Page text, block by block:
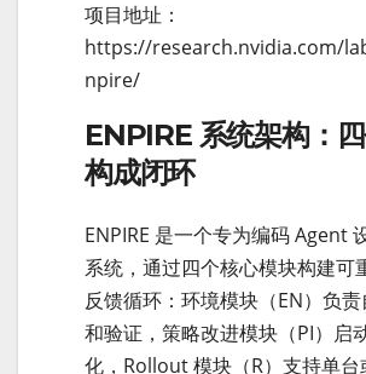
项目地址：
https://research.nvidia.com/
npire/
ENPIRE 系统架构：
构成闭环
ENPIRE 是一个专为编码 Agent
系统，通过四个核心模块构建可
反馈循环：环境模块（EN）负
和验证，策略改进模块（PI）启
化，Rollout 模块（R）支持单台